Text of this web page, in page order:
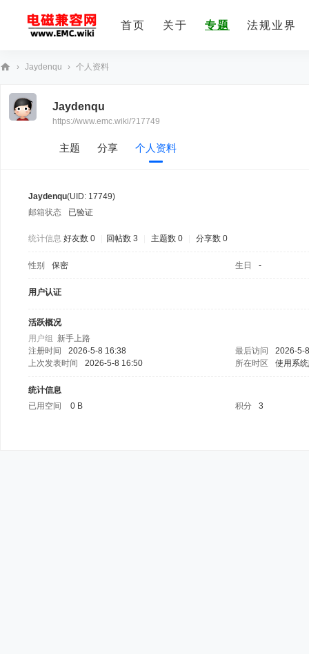
首页 关于 专题 法规业界
› Jaydenqu › 个人资料
Jaydenqu
https://www.emc.wiki/?17749
主题 分享 个人资料
Jaydenqu(UID: 17749)
邮箱状态
已验证
统计信息 好友数 0 回帖数 3 主题数 0 分享数 0
性别 保密 生日 -
用户认证
活跃概况
用户组 新手上路
注册时间
2026-5-8 16:38 最后访问
2026-5-
上次发表时间
2026-5-8 16:50 所在时区 使用系
统计信息
已用空间
0 B 积分 3